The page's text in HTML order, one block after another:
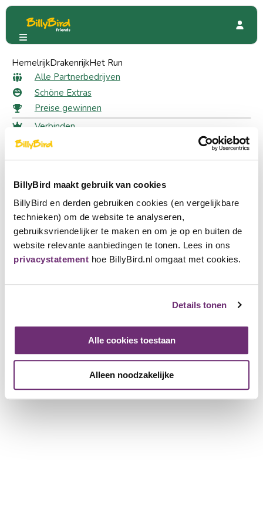
BillyBird maakt gebruik van cookies
BillyBird en derden gebruiken cookies (en vergelijkbare
technieken) om de website te analyseren,
gebruiksvriendelijker te maken en om je op en buiten de
website relevante aanbiedingen te tonen. Lees in ons
privacystatement hoe BillyBird.nl omgaat met cookies.
Details tonen
Alle cookies toestaan
Alleen noodzakelijke
HemelrijkDrakenrijkHet Run
Alle Partnerbedrijven
Schöne Extras
Preise gewinnen
Verbinden
Anmeldung
Wählen Sie eine Sprache
Nederlands
English
Deutsch
Ein Partner werden
Avonturenboerderij Molenwaard
Avonturenboerderij
Molenwaard
4689 Friends
Avonturenboerderij